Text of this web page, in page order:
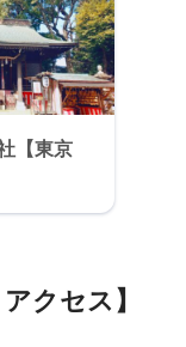
【東京
クセス】